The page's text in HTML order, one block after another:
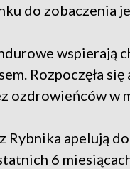
do zobaczenia
wspierają
Rozpoczęła
ozdrowieńców w
Rybnika apelują
6